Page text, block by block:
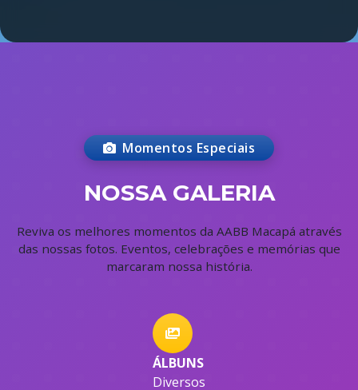
Momentos Especiais
NOSSA GALERIA
Reviva os melhores momentos da AABB Macapá através
das nossas fotos. Eventos, celebrações e memórias que
marcaram nossa história.
ÁLBUNS
Diversos